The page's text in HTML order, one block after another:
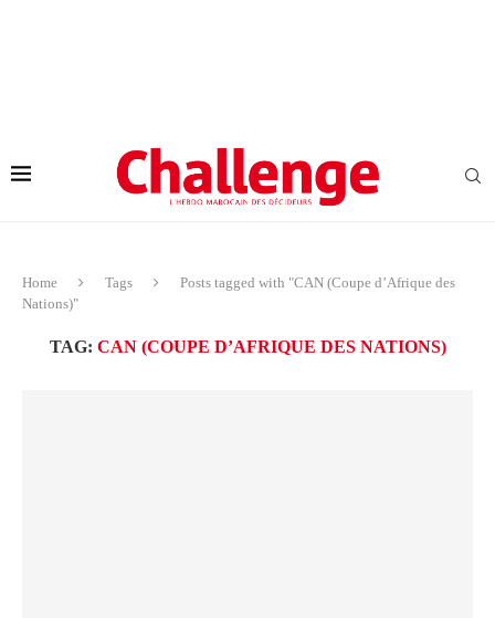
Home Tags
Posts tagged with "CAN (Coupe d’Afrique des
Nations)"
TAG: CAN (COUPE D’AFRIQUE DES NATIONS)